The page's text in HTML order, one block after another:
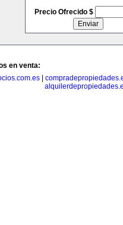
Precio Ofrecido $
en venta:
|